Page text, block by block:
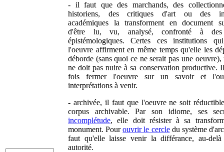
- il faut que des marchands, des
historiens, des critiques d'art ou des
académiques la transforment en document
d'être lu, vu, analysé, confronté à des
épistémologiques. Certes ces institutions
l'oeuvre affirment en même temps qu'elle les
déborde (sans quoi ce ne serait pas une oeuvre),
ne doit pas nuire à sa conservation productive.
fois fermer l'oeuvre sur un savoir et
interprétations à venir.
- archivée, il faut que l'oeuvre ne soit
corpus archivable. Par son idiome, ses
incomplétude, elle doit résister à sa
monument. Pourouvrir le cercledu système
faut qu'elle laisse venir la différance, au-
autorité.